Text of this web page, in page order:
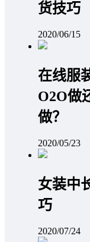
货技巧
2020/06/15
在线服
O2O做
做？
2020/05/23
女装中
巧
2020/07/24